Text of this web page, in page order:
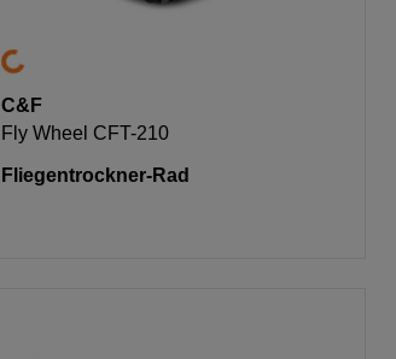
C&F
Fly Wheel CFT-210
Fliegentrockner-Rad